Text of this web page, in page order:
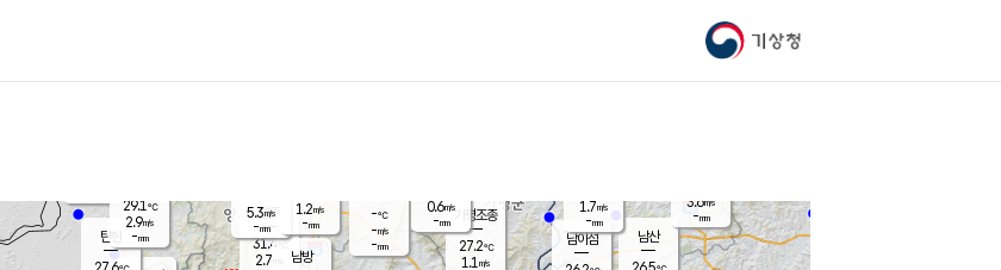
기상청
남이섬
양주
31.4℃
2.7
남산
1.7m/s
-mm
가평조종
27.2℃
1.1 m/s
-℃
-m/s
-mm
탄현
0.6m/s
-mm
남방
5.3m/s
-mm
3.6m/s
-mm
29.1℃
2.9m/s
-mm
1.2m/s
-mm